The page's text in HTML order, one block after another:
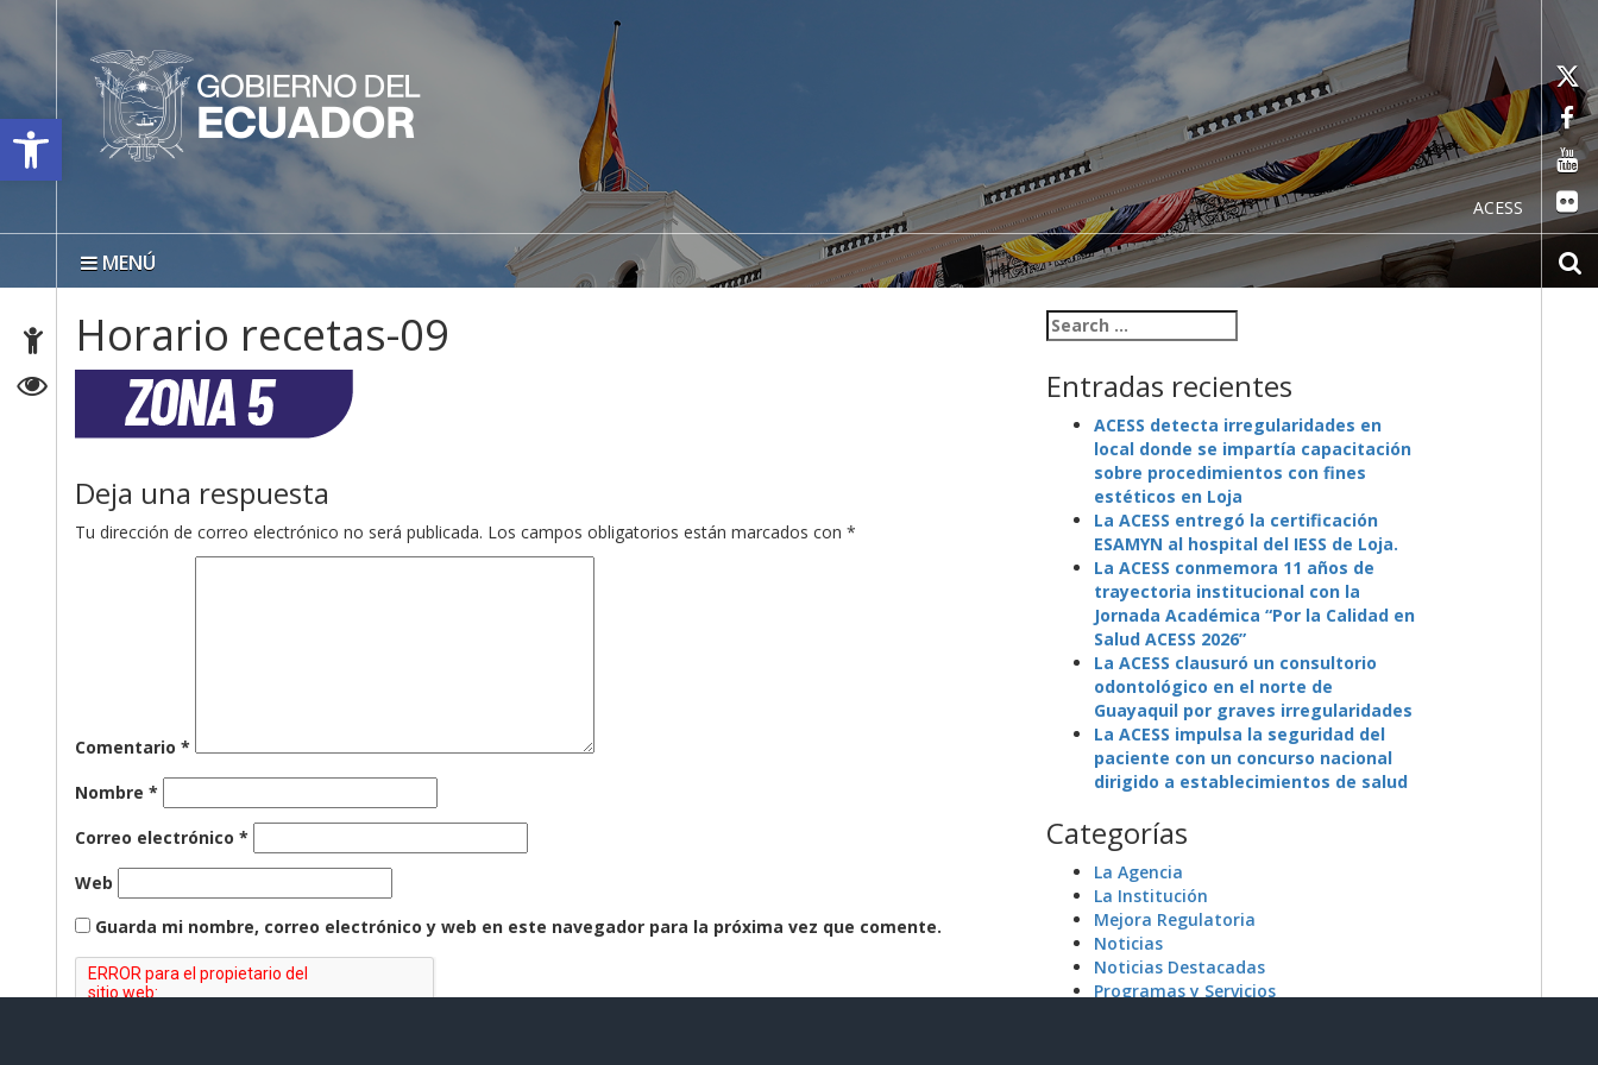
Open toolbar
ACESS
MENÚ
Horario recetas-09
Deja una respuesta
Tu dirección de correo electrónico no será publicada. Los campos obligatorios están marcados con*
Comentario*
Nombre*
Correo electrónico*
Web
Guarda mi nombre, correo electrónico y web en este navegador para la próxima vez que comente.
Search for:
Entradas recientes
ACESS detecta irregularidades en
local donde se impartía capacitación
sobre procedimientos con fines
estéticos en Loja
La ACESS entregó la certificación
ESAMYN al hospital del IESS de Loja.
La ACESS conmemora 11 años de
trayectoria institucional con la
Jornada Académica “Por la Calidad en
Salud ACESS 2026”
La ACESS clausuró un consultorio
odontológico en el norte de
Guayaquil por graves irregularidades
La ACESS impulsa la seguridad del
paciente con un concurso nacional
dirigido a establecimientos de salud
Categorías
La Agencia
La Institución
Mejora Regulatoria
Noticias
Noticias Destacadas
Programas y Servicios